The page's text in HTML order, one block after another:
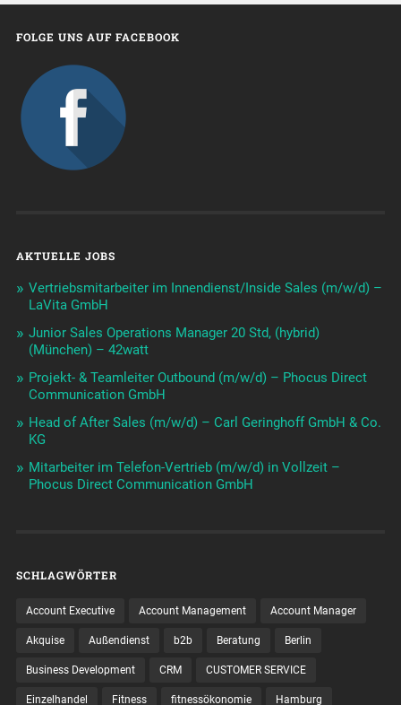
FOLGE UNS AUF FACEBOOK
AKTUELLE JOBS
Vertriebsmitarbeiter im Innendienst/Inside Sales (m/w/d) –
LaVita GmbH
Junior Sales Operations Manager 20 Std, (hybrid)
(München) – 42watt
Projekt- & Teamleiter Outbound (m/w/d) – Phocus Direct
Communication GmbH
Head of After Sales (m/w/d) – Carl Geringhoff GmbH & Co.
KG
Mitarbeiter im Telefon-Vertrieb (m/w/d) in Vollzeit –
Phocus Direct Communication GmbH
SCHLAGWÖRTER
Account Executive Account Management Account Manager
Akquise Außendienst b2b Beratung Berlin
Business Development CRM CUSTOMER SERVICE
Einzelhandel Fitness fitnessökonomie Hamburg